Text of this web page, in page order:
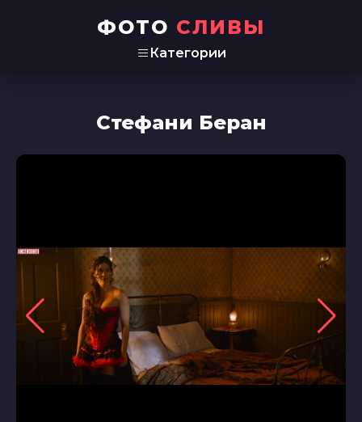
ФОТО СЛИВЫ
Категории
Стефани Беран